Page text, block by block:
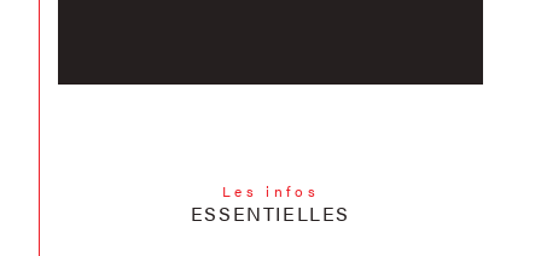
Les infos
ESSENTIELLES